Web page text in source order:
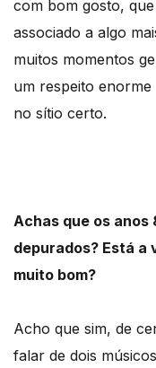
com bom gosto,
associado a algo
muitos momentos
um respeito
no sítio certo.
Achas que os
depurados? Está a
muito bom?
Acho que sim, de
falar de dois